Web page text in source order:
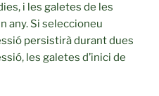
i les galetes de les
any. Si seleccioneu
persistirà durant dues
les galetes d’inici de